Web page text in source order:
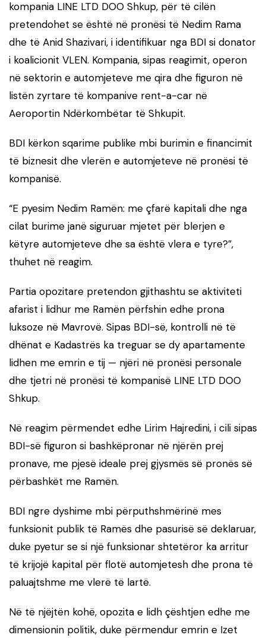
kompania LINE LTD DOO Shkup, për të cilën
pretendohet se është në pronësi të Nedim Rama
dhe të Anid Shazivari, i identifikuar nga BDI si donator
i koalicionit VLEN. Kompania, sipas reagimit, operon
në sektorin e automjeteve me qira dhe figuron në
listën zyrtare të kompanive rent-a-car në
Aeroportin Ndërkombëtar të Shkupit.
BDI kërkon sqarime publike mbi burimin e financimit
të biznesit dhe vlerën e automjeteve në pronësi të
kompanisë.
“E pyesim Nedim Ramën: me çfarë kapitali dhe nga
cilat burime janë siguruar mjetet për blerjen e
këtyre automjeteve dhe sa është vlera e tyre?”,
thuhet në reagim.
Partia opozitare pretendon gjithashtu se aktiviteti
afarist i lidhur me Ramën përfshin edhe prona
luksoze në Mavrovë. Sipas BDI-së, kontrolli në të
dhënat e Kadastrës ka treguar se dy apartamente
lidhen me emrin e tij — njëri në pronësi personale
dhe tjetri në pronësi të kompanisë LINE LTD DOO
Shkup.
Në reagim përmendet edhe Lirim Hajredini, i cili sipas
BDI-së figuron si bashkëpronar në njërën prej
pronave, me pjesë ideale prej gjysmës së pronës së
përbashkët me Ramën.
BDI ngre dyshime mbi përputhshmërinë mes
funksionit publik të Ramës dhe pasurisë së deklaruar,
duke pyetur se si një funksionar shtetëror ka arritur
të krijojë kapital për flotë automjetesh dhe prona të
paluajtshme me vlerë të lartë.
Në të njëjtën kohë, opozita e lidh çështjen edhe me
dimensionin politik, duke përmendur emrin e Izet